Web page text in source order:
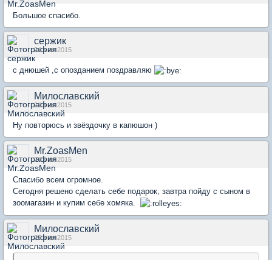
Большое спасибо.
сержик
24 мая 2015
с днюшей ,с опозданием поздравляю
Милославский
24 мая 2015
Ну повторюсь и звёздочку в капюшон )
Mr.ZoasMen
24 мая 2015
Спасибо всем огромное.
Сегодня решено сделать себе подарок, завтра пойду с сыном в
зоомагазин и купим себе хомяка.
Милославский
25 мая 2015